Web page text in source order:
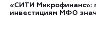
«СИТИ Микрофинанс»:
инвестициям МФО